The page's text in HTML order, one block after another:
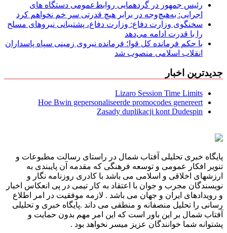
رئیس جمهور در گردهمایی روابط‌عمومی دستگاه های
اجرایی: به‌هیچ‌وجه در برابر هیچ قدرتی سر خم نخواهم کرد
سخنگوی وزارت دفاع: وزارت دفاع، پشتیبانی نیرو‌های مسلح
را با قدرت ادامه می‌دهد
با حکم فرمانده کل قوا؛ فرمانده نیروی زمینی سپاه پاسداران
انقلاب اسلامی منصوب شد
جدیدترین اخبار
Lizaro Session Time Limits
Hoe Bwin gepersonaliseerde promocodes genereert
Zasady duplikacji kont Dudespin
پایگاه خبری تحلیلی آفتاب شمال در راستای رسالت مطبوعات و
تنویر افکار عمومی و توسعه فرهنگی که مقدمه آن پایبندی به
ارزشهای اخلاقی و اسلامی می باشد با کادری روزنامه نگار و
نویسندگان مجرب و جوان با اعتقاد به کار تیمی در پی انعکاس اخبار
و رویدادهای ایران و جهان می باشد . لازمه موفقیت در امر اطلاع
رسانی را تحلیل منصفانه و منطقی می داند .پایگاه خبری و تحلیلی
آفتاب شمال بر این باور است که این امر مهم بدون حمایت و
پشتوانه شما خوانندگان عزیز میسر نخواهد بود .